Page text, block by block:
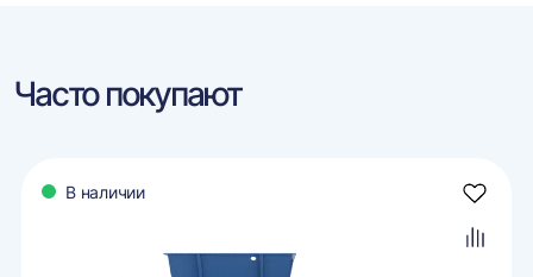
Часто покупают
В наличии